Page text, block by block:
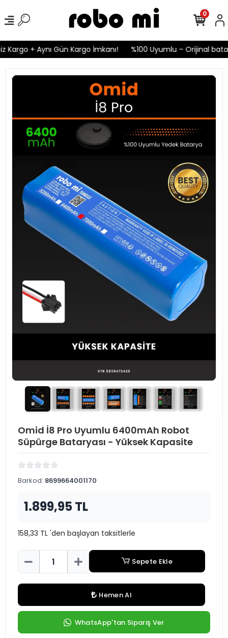
+ Aynı Gün Kargo İmkanı! %100 Uyumlu – Orijinal
0
Omid İ8 Pro Uyumlu 6400mAh Robot
Süpürge Bataryası - Yüksek Kapasite
Barkod: 8699664001170
1.899,95 TL
158,33 TL 'den başlayan taksitlerle
Sepete Ekle
Hemen Al
WhatsApp'tan Sipariş Ver